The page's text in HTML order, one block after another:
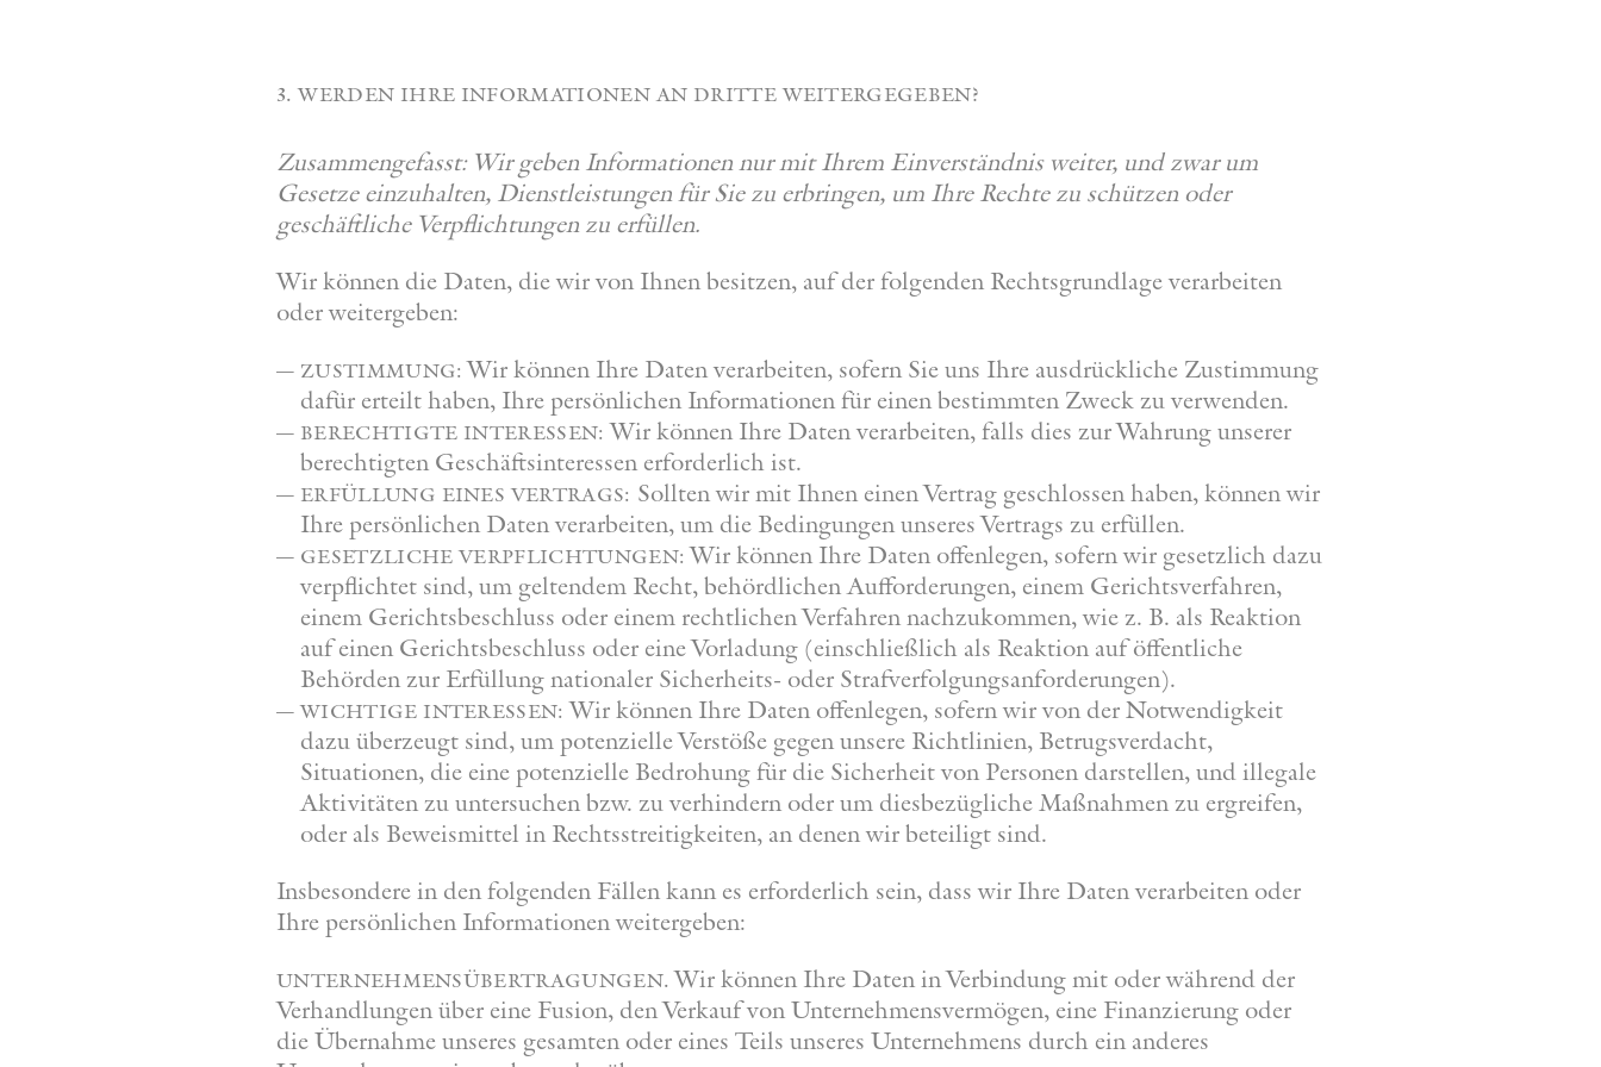
3. werden ihre informationen an dritte weitergegeben?
Zusammengefasst: Wir geben Informationen nur mit Ihrem Einverständnis weiter, und zwar um
Gesetze einzuhalten, Dienstleistungen für Sie zu erbringen, um Ihre Rechte zu schützen oder
geschäftliche Verpflichtungen zu erfüllen.
Wir können die Daten, die wir von Ihnen besitzen, auf der folgenden Rechtsgrundlage verarbeiten
oder weitergeben:
zustimmung:Wir können Ihre Daten verarbeiten, sofern Sie uns Ihre ausdrückliche Zustimmung
dafür erteilt haben, Ihre persönlichen Informationen für einen bestimmten Zweck zu verwenden.
berechtigte interessen: Wir können Ihre Daten verarbeiten, falls dies zur Wahrung unserer
berechtigten Geschäftsinteressen erforderlich ist.
erfüllung eines vertrags: Sollten wir mit Ihnen einen Vertrag geschlossen haben, können wir
Ihre persönlichen Daten verarbeiten, um die Bedingungen unseres Vertrags zu erfüllen.
gesetzliche verpflichtungen:Wir können Ihre Daten offenlegen, sofern wir gesetzlich dazu
verpflichtet sind, um geltendem Recht, behördlichen Aufforderungen, einem Gerichtsverfahren,
einem Gerichtsbeschluss oder einem rechtlichen Verfahren nachzukommen, wie z. B. als Reaktion
auf einen Gerichtsbeschluss oder eine Vorladung (einschließlich als Reaktion auf öffentliche
Behörden zur Erfüllung nationaler Sicherheits- oder Strafverfolgungsanforderungen).
wichtige interessen: Wir können Ihre Daten offenlegen, sofern wir von der Notwendigkeit
dazu überzeugt sind, um potenzielle Verstöße gegen unsere Richtlinien, Betrugsverdacht,
Situationen, die eine potenzielle Bedrohung für die Sicherheit von Personen darstellen, und illegale
Aktivitäten zu untersuchen bzw. zu verhindern oder um diesbezügliche Maßnahmen zu ergreifen,
oder als Beweismittel in Rechtsstreitigkeiten, an denen wir beteiligt sind.
Insbesondere in den folgenden Fällen kann es erforderlich sein, dass wir Ihre Daten verarbeiten oder
Ihre persönlichen Informationen weitergeben:
unternehmensübertragungen.Wir können Ihre Daten in Verbindung mit oder während der
Verhandlungen über eine Fusion, den Verkauf von Unternehmensvermögen, eine Finanzierung oder
die Übernahme unseres gesamten oder eines Teils unseres Unternehmens durch ein anderes